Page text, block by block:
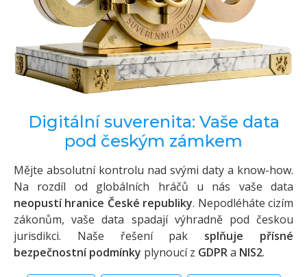
Digitální suverenita: Vaše data
pod českým zámkem
Mějte absolutní kontrolu nad svými daty a know-how.
Na rozdíl od globálních hráčů u nás vaše data
neopustí hranice České republiky. Nepodléháte cizím
zákonům, vaše data spadají výhradně pod českou
jurisdikci. Naše řešení pak splňuje přísné
bezpečnostní podmínky plynoucí z GDPRa NIS2.